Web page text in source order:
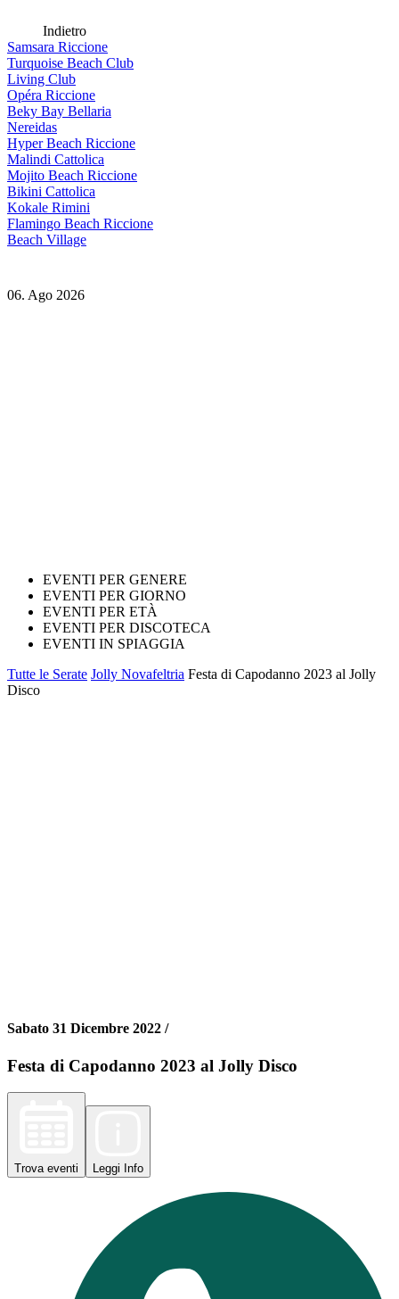
Indietro
Samsara Riccione
Turquoise Beach Club
Living Club
Opéra Riccione
Beky Bay Bellaria
Nereidas
Hyper Beach Riccione
Malindi Cattolica
Mojito Beach Riccione
Bikini Cattolica
Kokale Rimini
Flamingo Beach Riccione
Beach Village
06. Ago 2026
EVENTI PER GENERE
EVENTI PER GIORNO
EVENTI PER ETÀ
EVENTI PER DISCOTECA
EVENTI IN SPIAGGIA
Tutte le Serate Jolly Novafeltria Festa di Capodanno 2023 al Jolly
Disco
Sabato 31 Dicembre 2022 /
Festa di Capodanno 2023 al Jolly Disco
Trova eventi Leggi Info